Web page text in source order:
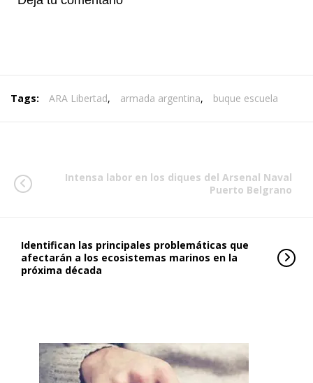
Tags: ARA Libertad, armada argentina, buque escuela
Intensa labor en los diques del Arsenal Naval
Puerto Belgrano
Identifican las principales problemáticas que
afectarán a los ecosistemas marinos en la
próxima década